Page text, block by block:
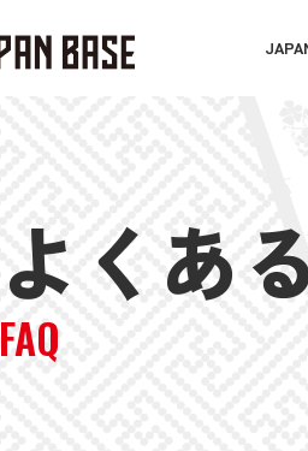
よくあ
FAQ